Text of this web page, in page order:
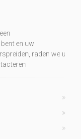
en uw
raden we u